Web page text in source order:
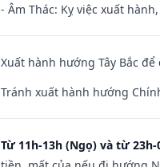
- Âm Thác: Kỵ việc xuất
Xuất hành hướng Tây Bắc
Tránh xuất hành hướng
Từ 11h-13h (Ngọ) và từ 23h-